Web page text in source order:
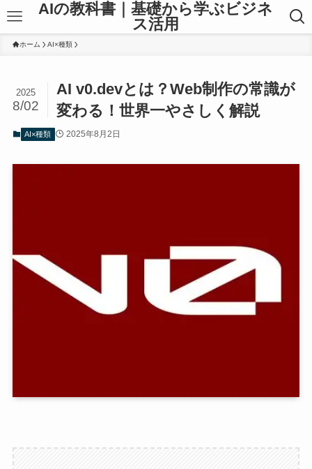
AIの教科書｜基礎から学ぶビジネ
ス活用
ホーム AI×種類
AI v0.devとは？Web制作の常識が
変わる！世界一やさしく解説
2025
8/02
AI×種類 2025年8月2日